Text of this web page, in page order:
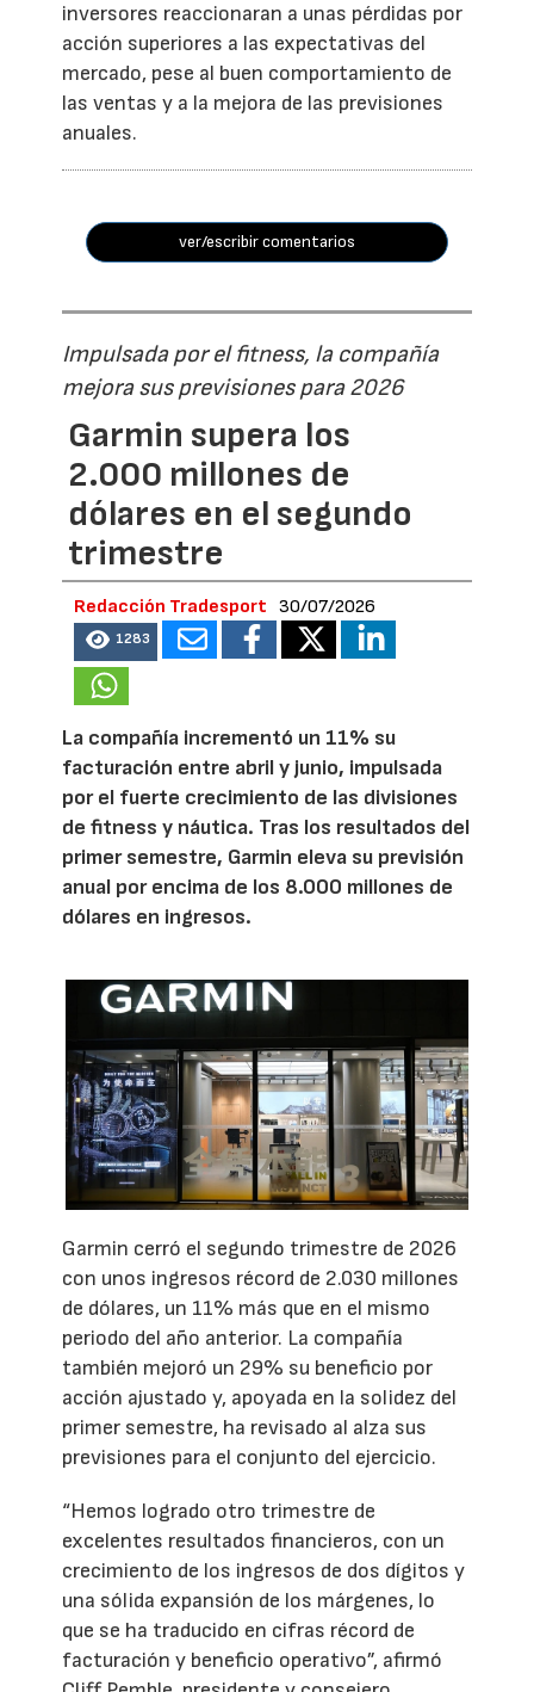
inversores reaccionaran a unas pérdidas por
acción superiores a las expectativas del
mercado, pese al buen comportamiento de
las ventas y a la mejora de las previsiones
anuales.
ver/escribir comentarios
Impulsada por el fitness, la compañía
mejora sus previsiones para 2026
Garmin supera los
2.000 millones de
dólares en el segundo
trimestre
Redacción Tradesport 30/07/2026
1283
La compañía incrementó un 11% su
facturación entre abril y junio, impulsada
por el fuerte crecimiento de las divisiones
de fitness y náutica. Tras los resultados del
primer semestre, Garmin eleva su previsión
anual por encima de los 8.000 millones de
dólares en ingresos.
Garmin cerró el segundo trimestre de 2026
con unos ingresos récord de 2.030 millones
de dólares, un 11% más que en el mismo
periodo del año anterior. La compañía
también mejoró un 29% su beneficio por
acción ajustado y, apoyada en la solidez del
primer semestre, ha revisado al alza sus
previsiones para el conjunto del ejercicio.
“Hemos logrado otro trimestre de
excelentes resultados financieros, con un
crecimiento de los ingresos de dos dígitos y
una sólida expansión de los márgenes, lo
que se ha traducido en cifras récord de
facturación y beneficio operativo”, afirmó